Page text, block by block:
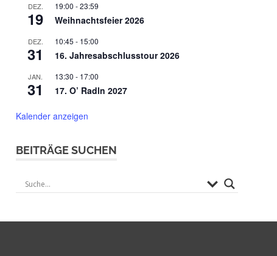
DEZ.
19
19:00 -23:59
Weihnachtsfeier 2026
DEZ.
31
10:45 - 15:00
16. Jahresabschlusstour 2026
JAN.
31
13:30 - 17:00
17. O’ Radln 2027
Kalender anzeigen
BEITRÄGE SUCHEN